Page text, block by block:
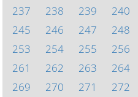
237
238 239 240
245
246 247 248
253
254 255 256
261
262 263 264
269
270 271 272